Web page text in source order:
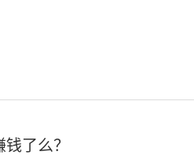
了么？